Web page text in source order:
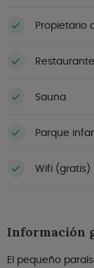
Propietario
Restaurante
Sauna
Parque
Wifi (gratis)
Información
El pequeño